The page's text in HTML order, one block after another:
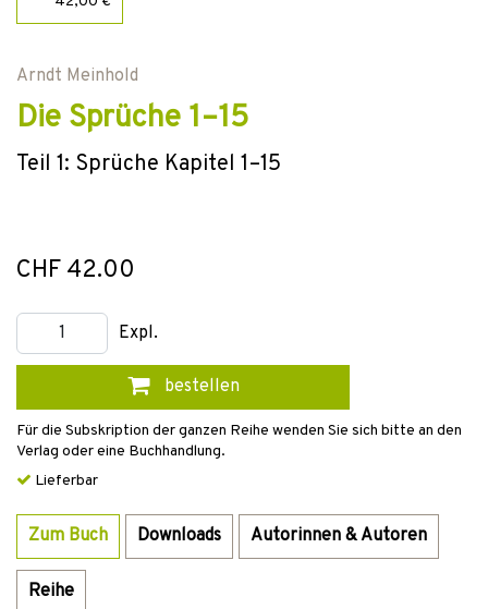
Arndt Meinhold
Die Sprüche 1–15
Teil 1: Sprüche Kapitel 1–15
CHF 42.00
Expl.
bestellen
Für die Subskription der ganzen Reihe wenden Sie sich bitte an den
Verlag oder eine Buchhandlung.
Lieferbar
Zum Buch Downloads Autorinnen & Autoren
Reihe